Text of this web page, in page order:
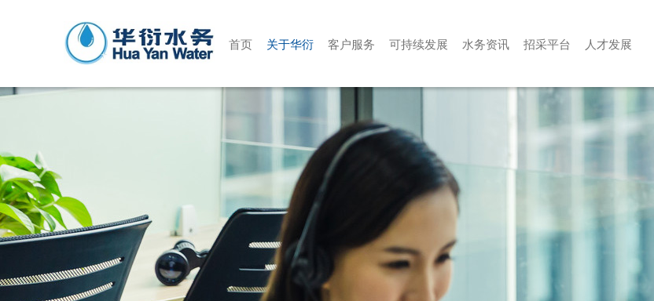
首页 关于华衍 客户服务 可持续发展 水务资讯 招采平台 人才发展